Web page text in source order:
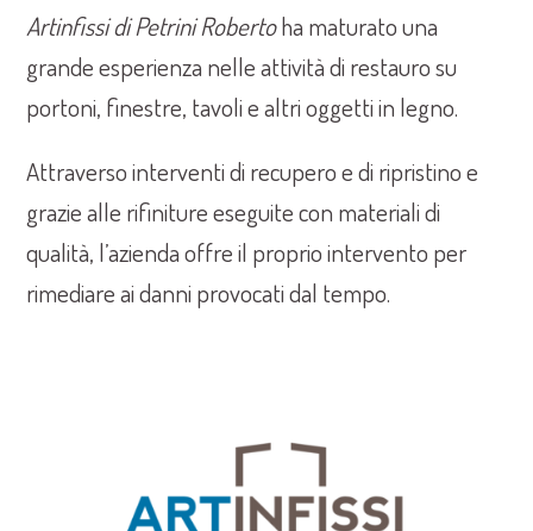
Artinfissi di Petrini Robertoha maturato una
grande esperienza nelle attività di restauro su
portoni, finestre, tavoli e altri oggetti in legno.
Attraverso interventi di recupero e di ripristino e
grazie alle rifiniture eseguite con materiali di
qualità, l’azienda offre il proprio intervento per
rimediare ai danni provocati dal tempo.